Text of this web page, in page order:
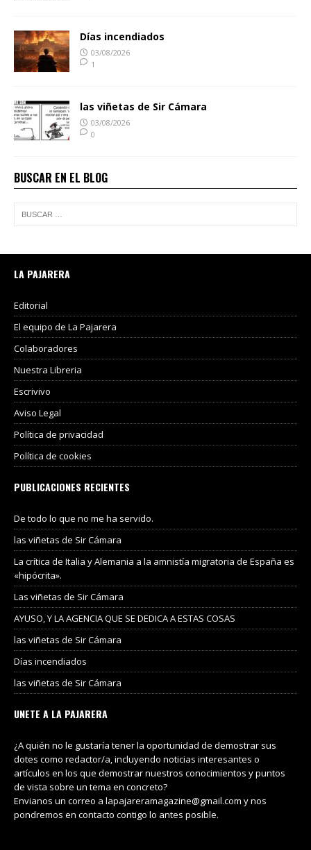
Días incendiados
03/08/2026
1
las viñetas de Sir Cámara
03/08/2026
0
BUSCAR EN EL BLOG
LA PAJARERA
Editorial
El equipo de La Pajarera
Colaboradores
Nuestra Libreria
Escrivivo
Aviso Legal
Política de privacidad
Política de cookies
PUBLICACIONES RECIENTES
De todo lo que no me ha servido.
las viñetas de Sir Cámara
La crítica de Italia y Alemania a la amnistía migratoria de España es
«hipócrita».
Las viñetas de Sir Cámara
AYUSO, Y LA AGENCIA QUE SE DEDICA A ESTAS COSAS
las viñetas de Sir Cámara
Días incendiados
las viñetas de Sir Cámara
UNETE A LA PAJARERA
¿A quién no le gustaría tener la oportunidad de demostrar sus
dotes como redactor/a, incluyendo noticias interesantes o
artículos en los que demostrar nuestros conocimientos y puntos
de vista sobre un tema en concreto?
Envianos un correo a lapajareramagazine@gmail.com y nos
pondremos en contacto contigo lo antes posible.